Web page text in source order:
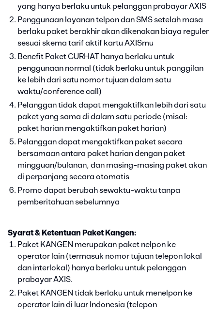
yang hanya berlaku untuk pelanggan prabayar AXIS
Penggunaan layanan telpon dan SMS setelah masa
berlaku paket berakhir akan dikenakan biaya reguler
sesuai skema tarif aktif kartu AXISmu
Benefit Paket CURHAT hanya berlaku untuk
penggunaan normal (tidak berlaku untuk panggilan
ke lebih dari satu nomor tujuan dalam satu
waktu/conference call)
Pelanggan tidak dapat mengaktifkan lebih dari satu
paket yang sama di dalam satu periode (misal:
paket harian mengaktifkan paket harian)
Pelanggan dapat mengaktifkan paket secara
bersamaan antara paket harian dengan paket
mingguan/bulanan, dan masing-masing paket akan
di perpanjang secara otomatis
Promo dapat berubah sewaktu-waktu tanpa
pemberitahuan sebelumnya
Syarat & Ketentuan Paket Kangen:
Paket KANGEN merupakan paket nelpon ke
operator lain (termasuk nomor tujuan telepon lokal
dan interlokal) hanya berlaku untuk pelanggan
prabayar AXIS.
Paket KANGEN tidak berlaku untuk menelpon ke
operator lain di luar Indonesia (telepon